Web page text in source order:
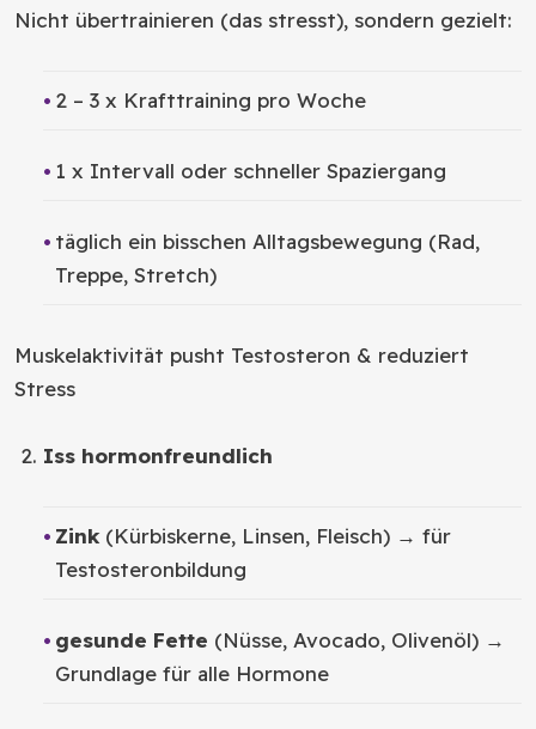
Nicht übertrainieren (das stresst), sondern gezielt:
2 – 3 x Krafttraining pro Woche
1 x Intervall oder schneller Spaziergang
täglich ein bisschen Alltagsbewegung (Rad,
Treppe, Stretch)
Muskelaktivität pusht Testosteron & reduziert
Stress
Iss hormonfreundlich
Zink(Kürbiskerne, Linsen, Fleisch) → für
Testosteronbildung
gesunde Fette (Nüsse, Avocado, Olivenöl) →
Grundlage für alle Hormone